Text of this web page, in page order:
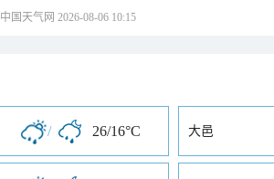
中国天气网 2026-08-06 10:15
/ 26/16°C 大邑